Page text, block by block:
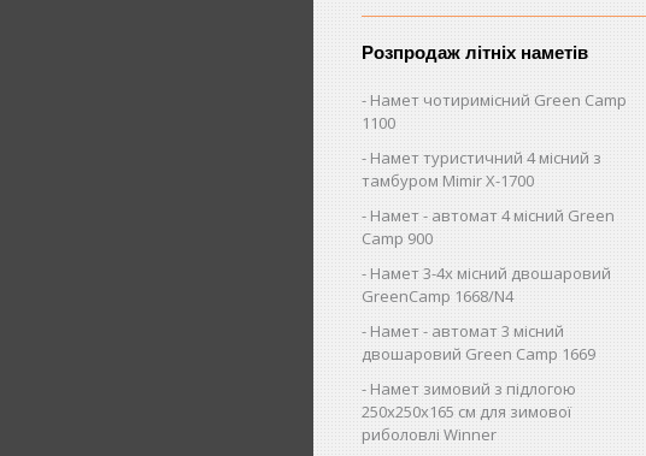
Розпродаж літніх наметів
Намет чотиримісний Green Camp
1100
Намет туристичний 4 місний з
тамбуром Mimir Х-1700
Намет - автомат 4 місний Green
Camp 900
Намет 3-4х місний двошаровий
GreenCamp 1668/N4
Намет - автомат 3 місний
двошаровий Green Camp 1669
Намет зимовий з підлогою
250х250х165 см для зимової
риболовлі Winner